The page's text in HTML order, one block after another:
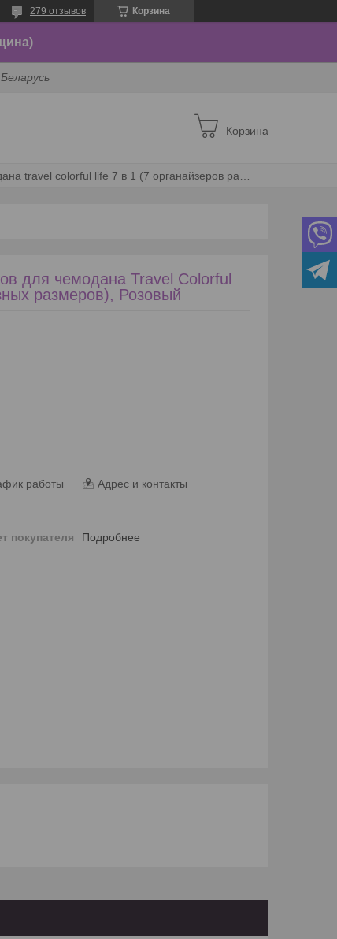
Корзина
279 отзывов
Корзина
для чемодана Travel Colorful
размеров), Розовый
работы Адрес и контакты
покупателя Подробнее